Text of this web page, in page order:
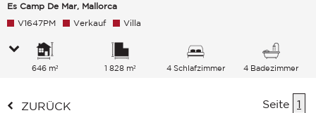
Es Camp De Mar, Mallorca
V1647PM Verkauf Villa
646 m² 1 828 m² 4 Schlafzimmer 4 Badezimmer
ZURÜCK Seite 1